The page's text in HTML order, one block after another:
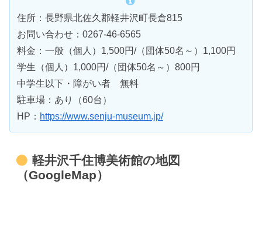
住所：長野県北佐久郡軽井沢町長倉815
お問い合わせ：0267-46-6565
料金：一般（個人）1,500円/（団体50名～）1,100円
学生（個人）1,000円/（団体50名～）800円
中学生以下・障がい者 無料
駐車場：あり（60台）
HP： https://www.senju-museum.jp/
軽井沢千住博美術館の地図
（GoogleMap）